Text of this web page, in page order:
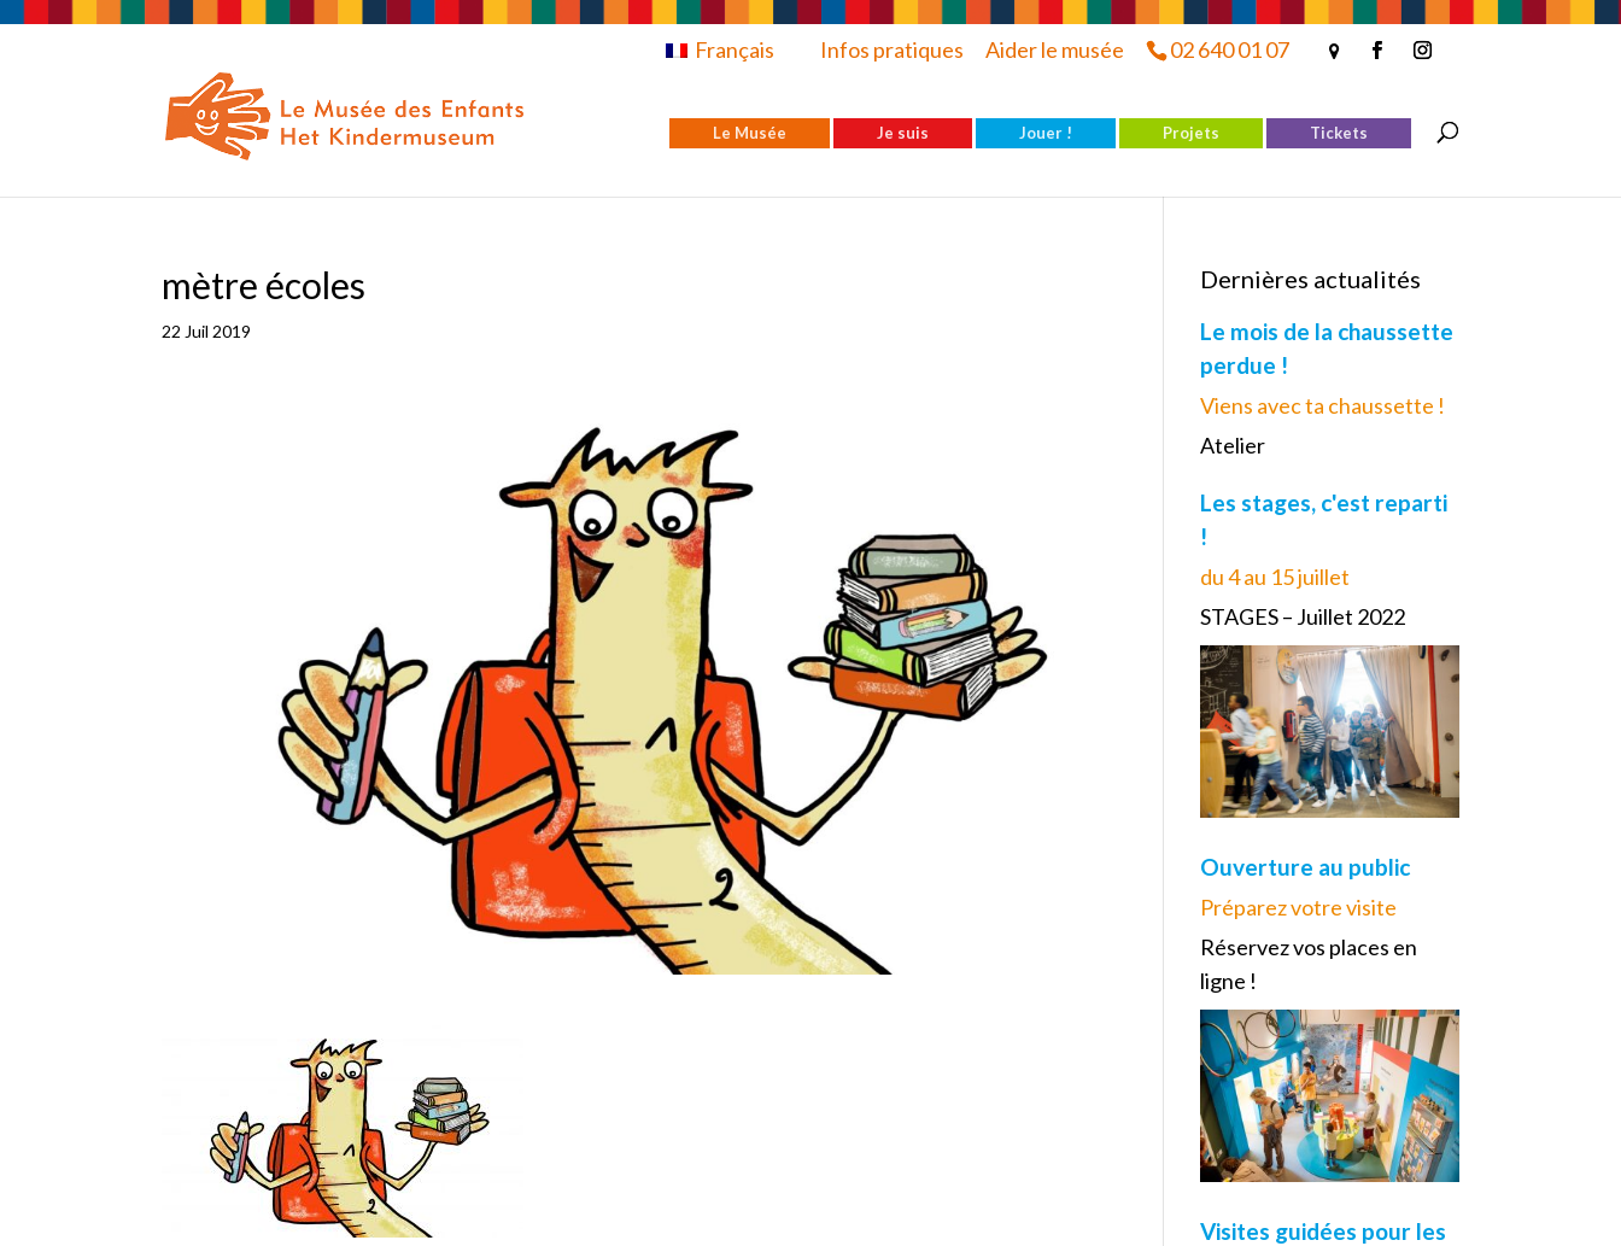
02 640 01 07
Français Infos pratiques Aider le musée
Le Musée Je suis Jouer ! Projets Tickets
mètre écoles
22 Juil 2019
Dernières actualités
Le mois de la chaussette
perdue !
Viens avec ta chaussette !
Atelier
Les stages, c'est reparti
!
du 4 au 15 juillet
STAGES – Juillet 2022
Ouverture au public
Préparez votre visite
Réservez vos places en
ligne !
Visites guidées pour les